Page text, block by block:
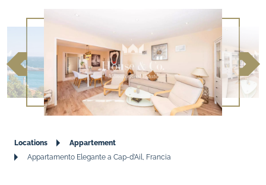
Locations
Appartement
Appartamento Elegante a Cap-d’Ail, Francia